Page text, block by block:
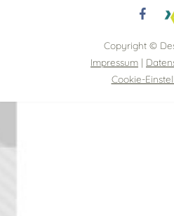
Copyright ©
Impressum |
Cookie-